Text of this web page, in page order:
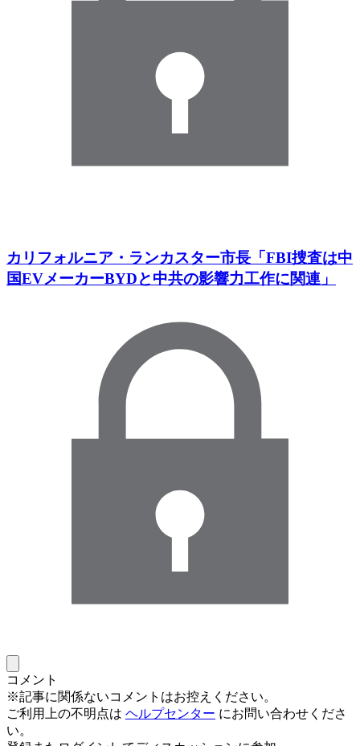
カリフォルニア・ランカスター市長「FBI捜査は中
国EVメーカーBYDと中共の影響力工作に関連」
コメント
※記事に関係ないコメントはお控えください。
ご利用上の不明点は ヘルプセンター にお問い合わせくださ
い。